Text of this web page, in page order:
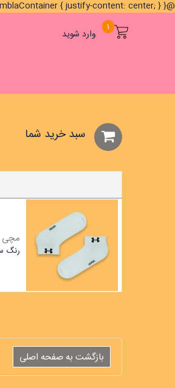
@media (min-width: 1024px) { .brands1__titleContainer, .brands1__emblaContainer, .productCategories1__emblaContainer { justify-content: center; } }
1
وارد شوید
سبد خريد شما
مچی
رنگ